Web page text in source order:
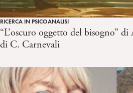
RICERCA IN PSICOANALISI
“L’oscuro oggetto del bisogno”
di C. Carnevali